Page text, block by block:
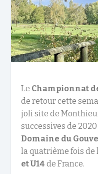
Le Championnat
de retour cette
joli site de
successives de 2020
Domaine du
la quatrième fois
et U14 de France.